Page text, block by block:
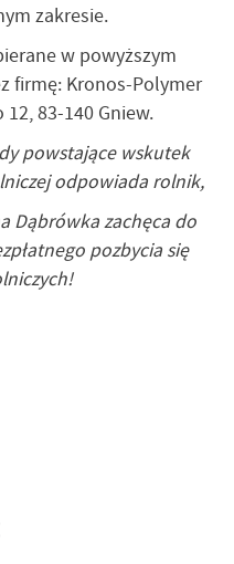
zakresie.
w powyższym
firmę: Kronos-Polymer
12, 83-140 Gniew.
powstające wskutek
odpowiada rolnik,
Dąbrówka zachęca do
pozbycia się